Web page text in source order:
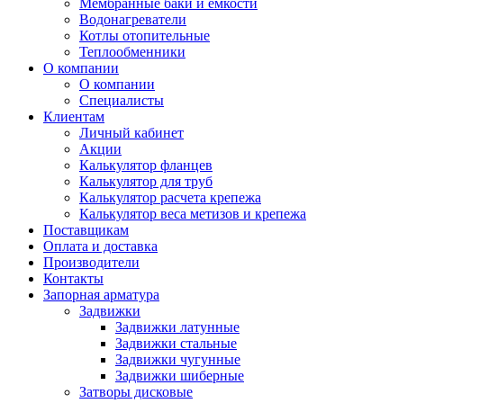
Мембранные баки и емкости
Водонагреватели
Котлы отопительные
Теплообменники
О компании
О компании
Специалисты
Клиентам
Личный кабинет
Акции
Калькулятор фланцев
Калькулятор для труб
Калькулятор расчета крепежа
Калькулятор веса метизов и крепежа
Поставщикам
Оплата и доставка
Производители
Контакты
Запорная арматура
Задвижки
Задвижки латунные
Задвижки стальные
Задвижки чугунные
Задвижки шиберные
Затворы дисковые